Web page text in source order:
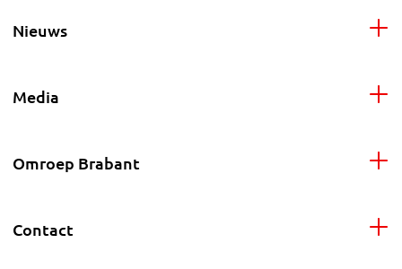
Nieuws
Media
Omroep Brabant
Contact